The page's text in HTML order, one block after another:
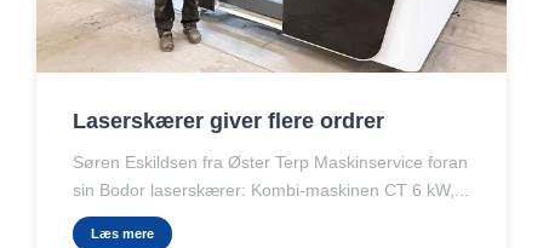
Laserskærer giver flere ordrer
Søren Eskildsen fra Øster Terp Maskinservice foran
sin Bodor laserskærer: Kombi-maskinen CT 6 kW,...
Læs mere